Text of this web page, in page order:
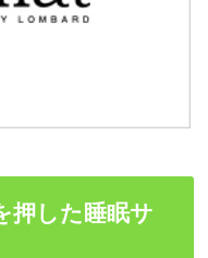
押した睡眠サ